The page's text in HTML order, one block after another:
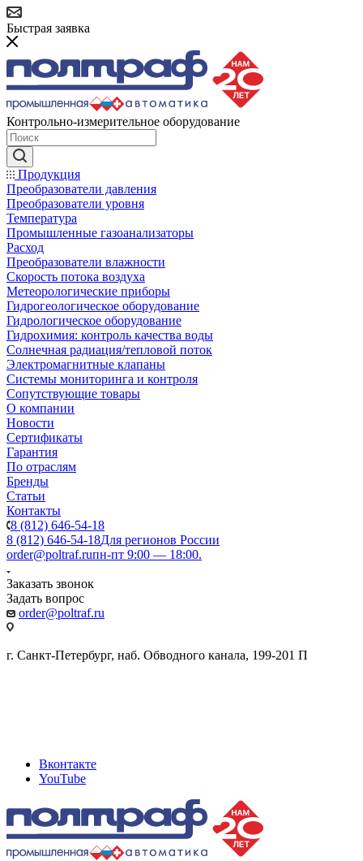
Быстрая заявка
Контрольно-измерительное оборудование
Продукция
Преобразователи давления
Преобразователи уровня
Температура
Промышленные газоанализаторы
Расход
Преобразователи влажности
Скорость потока воздуха
Метеорологические приборы
Гидрогеологическое оборудование
Гидрологическое оборудование
Гидрохимия: контроль качества воды
Солнечная радиация/тепловой поток
Электромагнитные клапаны
Системы мониторинга и контроля
Сопутствующие товары
О компании
Новости
Сертификаты
Гарантия
По отраслям
Бренды
Статьи
Контакты
8 (812) 646-54-18
8 (812) 646-54-18Для регионов России
order@poltraf.ruпн-пт 9:00 — 18:00.
Заказать звонок
Задать вопрос
order@poltraf.ru
г. Санкт-Петербург, наб. Обводного канала, 199-201 П
Вконтакте
YouTube